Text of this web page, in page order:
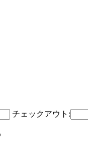
チェックアウト: